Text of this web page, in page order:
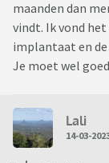
maanden dan
vindt. Ik vond
implantaat en
Je moet wel
Lali
14-03-